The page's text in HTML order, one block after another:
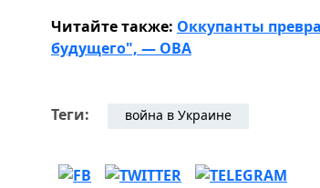
Читайте также: Оккупанты
будущего", — ОВА
Теги: война в Украине